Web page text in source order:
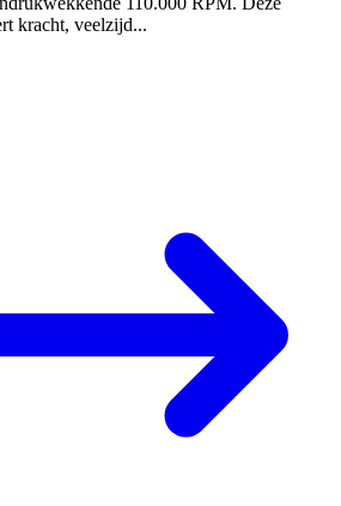
kracht, veelzijd...